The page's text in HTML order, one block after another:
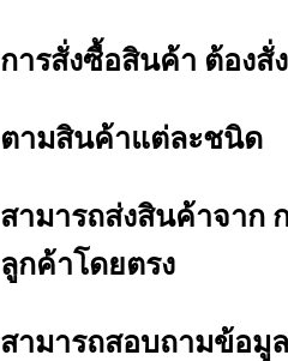
การสั่งซื้อสินค้า ต้องสั่
ตามสินค้าแต่ละชนิด
สามารถส่งสินค้าจาก
ลูกค้าโดยตรง
สามารถสอบถามข้อมู